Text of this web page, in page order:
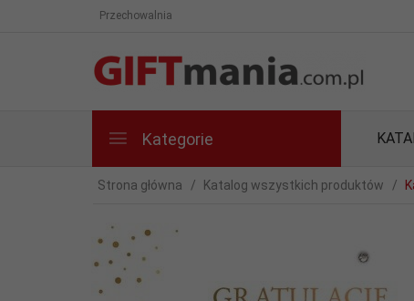
Przechowalnia
Kategorie
Strona główna Katalog wszystkich produktów